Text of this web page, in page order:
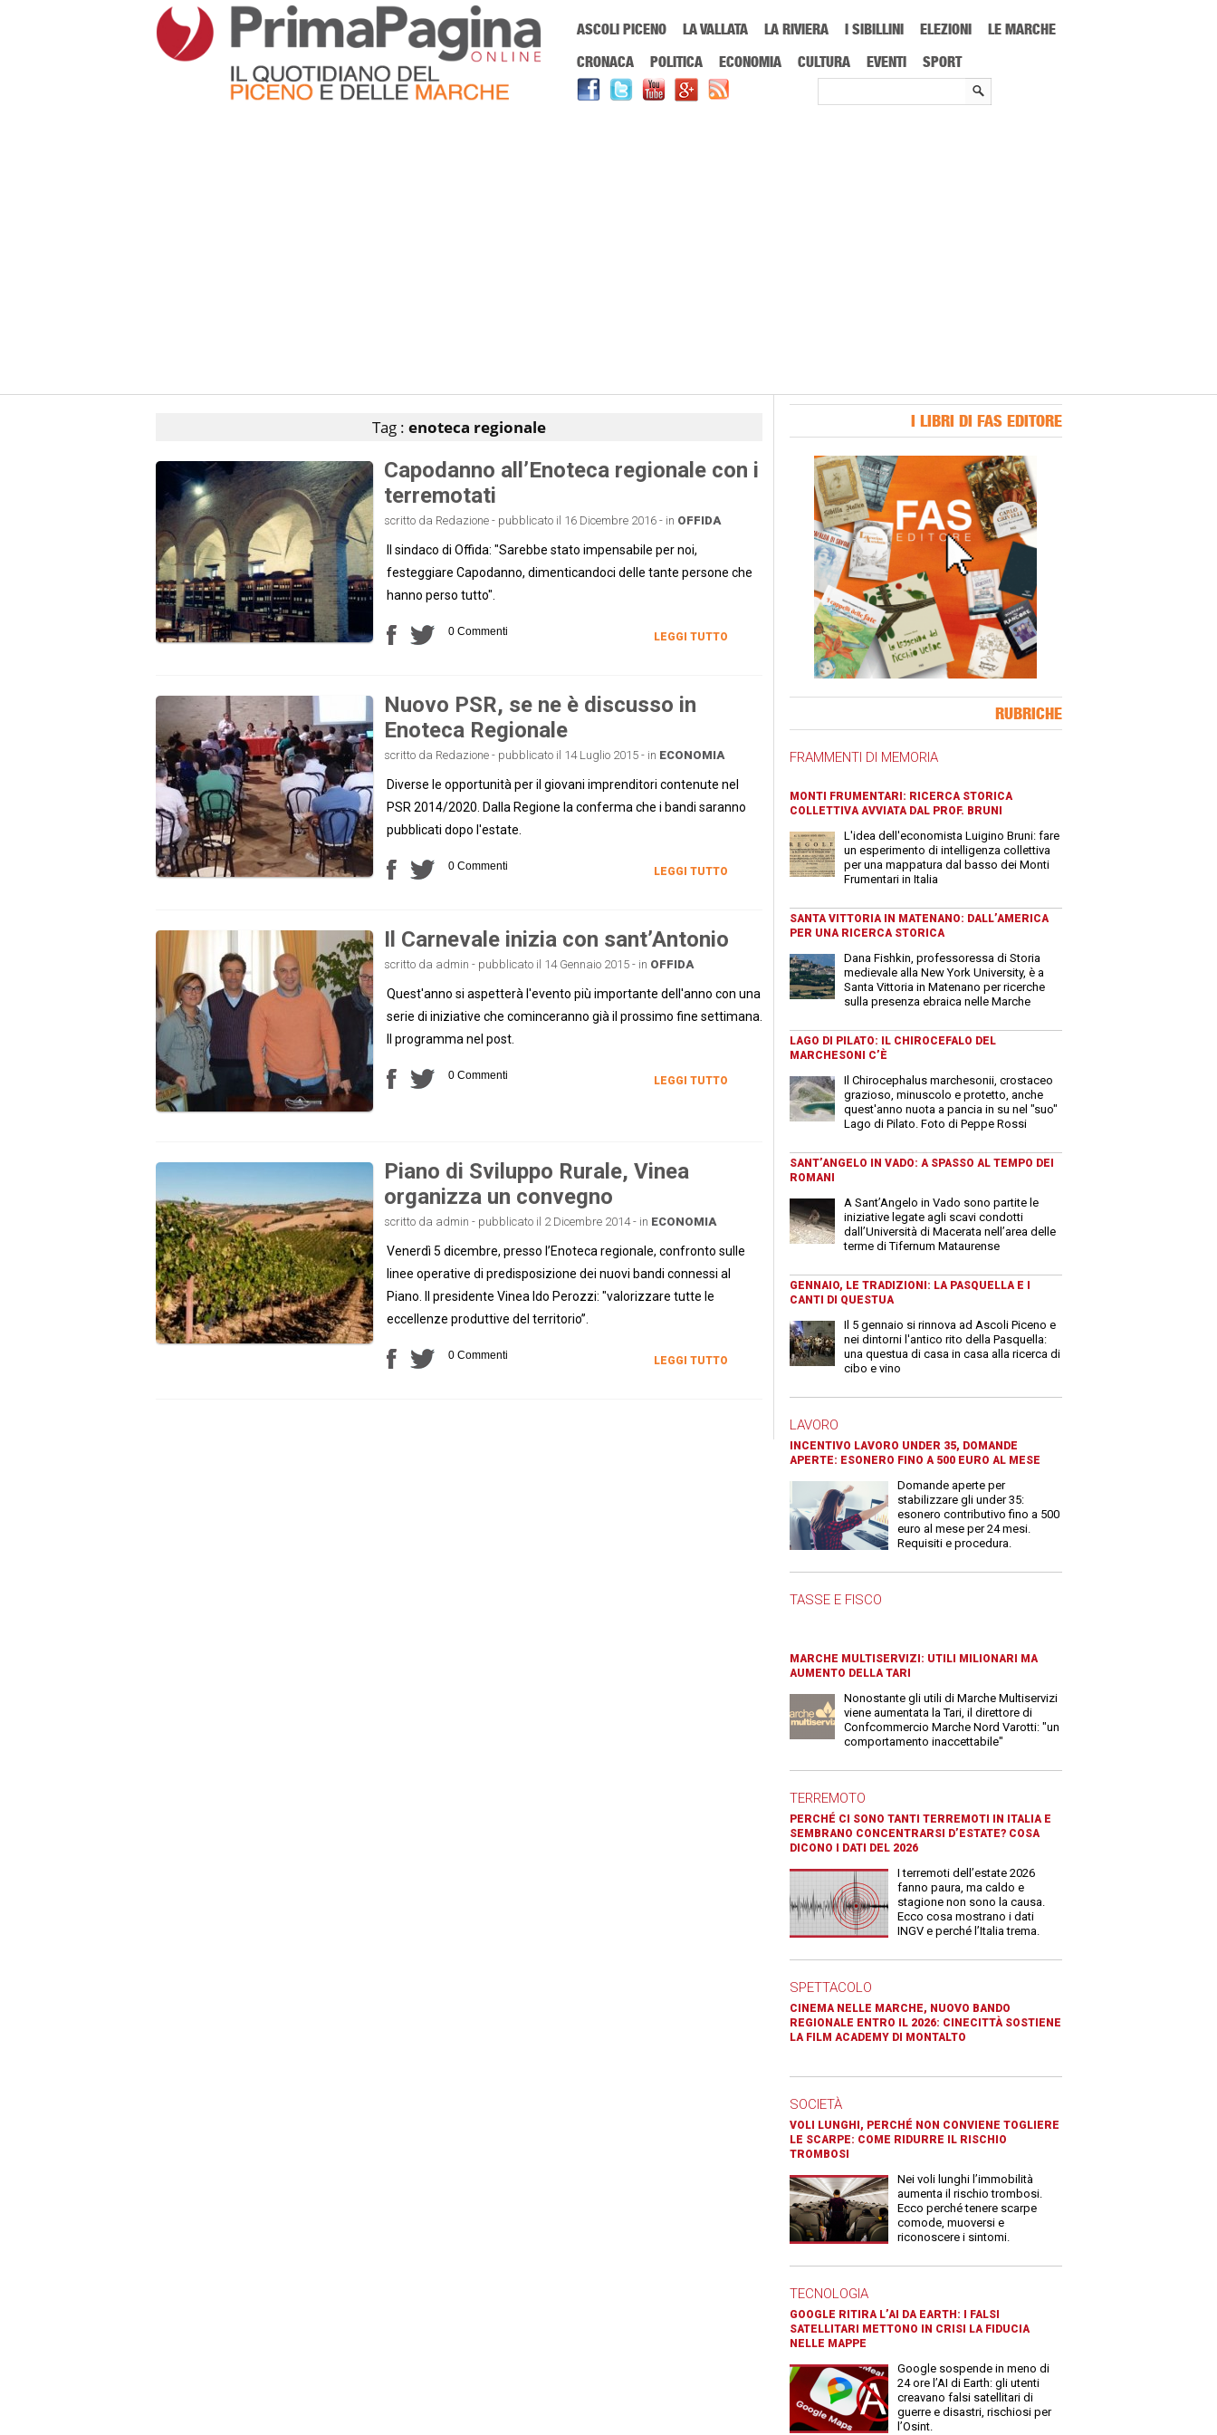
ASCOLI PICENO LA VALLATA LA RIVIERA I SIBILLINI ELEZIONI
LE MARCHE
CRONACA
POLITICA ECONOMIA CULTURA EVENTI SPORT
Tag : enoteca regionale
Capodanno all’Enoteca regionale con i
terremotati
scritto da Redazione - pubblicato il 16 Dicembre 2016 - in OFFIDA
Il sindaco di Offida: "Sarebbe stato impensabile per noi,
festeggiare Capodanno, dimenticandoci delle tante persone che
hanno perso tutto".
0 Commenti LEGGI TUTTO
Nuovo PSR, se ne è discusso in
Enoteca Regionale
scritto da Redazione - pubblicato il 14 Luglio 2015 - in ECONOMIA
Diverse le opportunità per il giovani imprenditori contenute nel
PSR 2014/2020. Dalla Regione la conferma che i bandi saranno
pubblicati dopo l'estate.
0 Commenti LEGGI TUTTO
Il Carnevale inizia con sant’Antonio
scritto da admin - pubblicato il 14 Gennaio 2015 - in OFFIDA
Quest'anno si aspetterà l'evento più importante dell'anno con una
serie di iniziative che cominceranno già il prossimo fine settimana.
Il programma nel post.
0 Commenti LEGGI TUTTO
Piano di Sviluppo Rurale, Vinea
organizza un convegno
scritto da admin - pubblicato il 2 Dicembre 2014 - in ECONOMIA
Venerdì 5 dicembre, presso l’Enoteca regionale, confronto sulle
linee operative di predisposizione dei nuovi bandi connessi al
Piano. Il presidente Vinea Ido Perozzi: "valorizzare tutte le
eccellenze produttive del territorio”.
0 Commenti LEGGI TUTTO
I LIBRI DI FAS EDITORE
RUBRICHE
FRAMMENTI DI MEMORIA
MONTI FRUMENTARI: RICERCA STORICA
COLLETTIVA AVVIATA DAL PROF. BRUNI
L'idea dell'economista Luigino Bruni: fare
un esperimento di intelligenza collettiva
per una mappatura dal basso dei Monti
Frumentari in Italia
SANTA VITTORIA IN MATENANO: DALL’AMERICA
PER UNA RICERCA STORICA
Dana Fishkin, professoressa di Storia
medievale alla New York University, è a
Santa Vittoria in Matenano per ricerche
sulla presenza ebraica nelle Marche
LAGO DI PILATO: IL CHIROCEFALO DEL
MARCHESONI C’È
Il Chirocephalus marchesonii, crostaceo
grazioso, minuscolo e protetto, anche
quest'anno nuota a pancia in su nel "suo"
Lago di Pilato. Foto di Peppe Rossi
SANT’ANGELO IN VADO: A SPASSO AL TEMPO DEI
ROMANI
A Sant’Angelo in Vado sono partite le
iniziative legate agli scavi condotti
dall’Università di Macerata nell’area delle
terme di Tifernum Mataurense
GENNAIO, LE TRADIZIONI: LA PASQUELLA E I
CANTI DI QUESTUA
Il 5 gennaio si rinnova ad Ascoli Piceno e
nei dintorni l'antico rito della Pasquella:
una questua di casa in casa alla ricerca di
cibo e vino
LAVORO
INCENTIVO LAVORO UNDER 35, DOMANDE
APERTE: ESONERO FINO A 500 EURO AL MESE
Domande aperte per
stabilizzare gli under 35:
esonero contributivo fino a 500
euro al mese per 24 mesi.
Requisiti e procedura.
TASSE E FISCO
MARCHE MULTISERVIZI: UTILI MILIONARI MA
AUMENTO DELLA TARI
Nonostante gli utili di Marche Multiservizi
viene aumentata la Tari, il direttore di
Confcommercio Marche Nord Varotti: "un
comportamento inaccettabile"
TERREMOTO
PERCHÉ CI SONO TANTI TERREMOTI IN ITALIA E
SEMBRANO CONCENTRARSI D’ESTATE? COSA
DICONO I DATI DEL 2026
I terremoti dell’estate 2026
fanno paura, ma caldo e
stagione non sono la causa.
Ecco cosa mostrano i dati
INGV e perché l’Italia trema.
SPETTACOLO
CINEMA NELLE MARCHE, NUOVO BANDO
REGIONALE ENTRO IL 2026: CINECITTÀ SOSTIENE
LA FILM ACADEMY DI MONTALTO
SOCIETÀ
VOLI LUNGHI, PERCHÉ NON CONVIENE TOGLIERE
LE SCARPE: COME RIDURRE IL RISCHIO
TROMBOSI
Nei voli lunghi l’immobilità
aumenta il rischio trombosi.
Ecco perché tenere scarpe
comode, muoversi e
riconoscere i sintomi.
TECNOLOGIA
GOOGLE RITIRA L’AI DA EARTH: I FALSI
SATELLITARI METTONO IN CRISI LA FIDUCIA
NELLE MAPPE
Google sospende in meno di
24 ore l’AI di Earth: gli utenti
creavano falsi satellitari di
guerre e disastri, rischiosi per
l’Osint.